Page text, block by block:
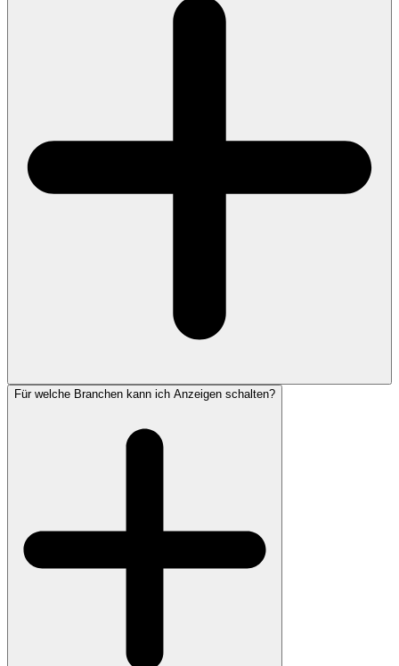
Für welche Branchen kann ich Anzeigen schalten?